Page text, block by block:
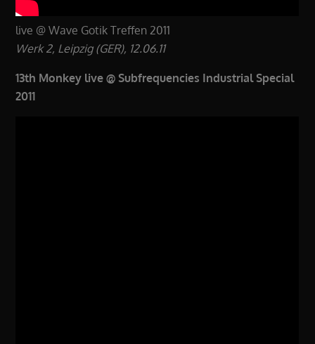
live @ Wave Gotik Treffen 2011
Werk 2, Leipzig (GER), 12.06.11
13th Monkey live @ Subfrequencies Industrial Special
2011